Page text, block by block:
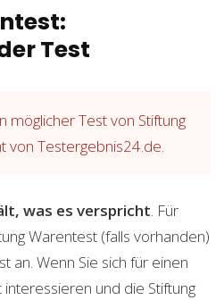
Test
möglicher Test von Stiftung
von Testergebnis24.de.
was es verspricht. Für
Warentest (falls vorhanden)
an. Wenn Sie sich für einen
und die Stiftung